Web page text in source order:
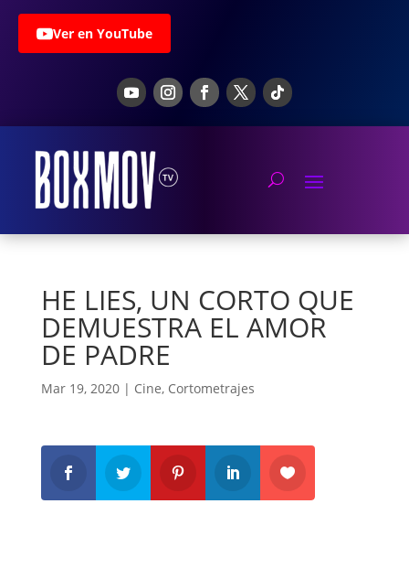
Ver en YouTube
HE LIES, UN CORTO QUE
DEMUESTRA EL AMOR
DE PADRE
Mar 19, 2020| Cine, Cortometrajes